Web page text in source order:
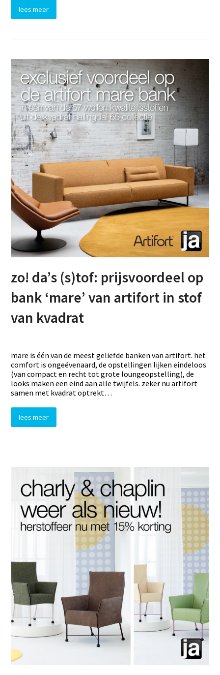
lees meer
zo! da’s (s)tof: prijsvoordeel op
bank ‘mare’ van artifort in stof
van kvadrat
mare is één van de meest geliefde banken van artifort. het
comfort is ongeëvenaard, de opstellingen lijken eindeloos
(van compact en recht tot grote loungeopstelling), de
looks maken een eind aan alle twijfels. zeker nu artifort
samen met kvadrat optrekt…
lees meer